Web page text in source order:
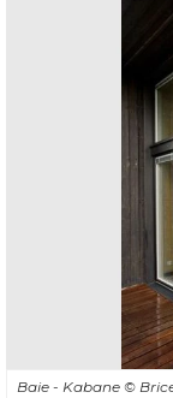
Baie - Kabane ©